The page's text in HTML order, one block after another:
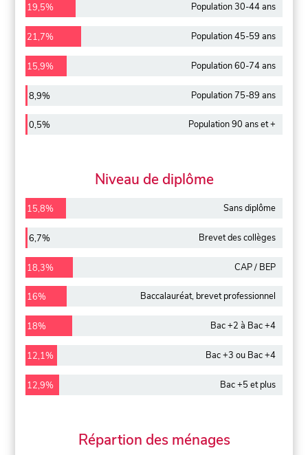
19,5% Population 30-44 ans
21,7% Population 45-59 ans
15,9% Population 60-74 ans
8,9% Population 75-89 ans
0,5% Population 90 ans et +
Niveau de diplôme
15,8% Sans diplôme
6,7% Brevet des collèges
18,3% CAP / BEP
16% Baccalauréat, brevet professionnel
18% Bac +2 à Bac +4
12,1% Bac +3 ou Bac +4
12,9% Bac +5 et plus
Répartion des ménages